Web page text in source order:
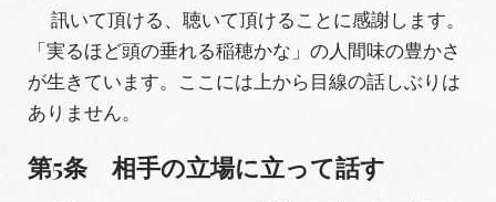
訊いて頂ける、聴いて頂けることに感謝します。
「実るほど頭の垂れる稲穂かな」の人間味の豊かさ
が生きています。ここには上から目線の話しぶりは
ありません。
第5条 相手の立場に立って話す